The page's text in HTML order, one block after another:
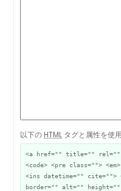
以下の HTML タグと属性を使
<a href="" title="" rel=""
<code> <pre class="">
<ins datetime=""
border="" alt=""